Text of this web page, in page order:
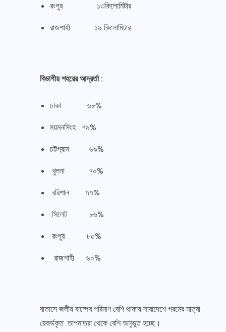
রংপুর ১৩কিলোমিটার
রাজশাহী ১৯ কিলোমিটার
বিভাগীয় শহরের আদ্রর্তা :
ঢাকা ৬৮%
ময়মনসিংহ ৭৯%
চট্টগ্রাম ৬৯%
খুলনা ৭০%
বরিশাল ৭৭%
সিলেট ৮৬%
রংপুর ৮৫%
রাজশাহী ৬০%
বাতাসে জলীয় বাষ্পের পরিমাণ বেশি থাকায় সারাদেশে গরমের মাত্রা
রেকর্ডকৃত তাপমাত্রা থেকে বেশি অনুভূত হচ্ছে।